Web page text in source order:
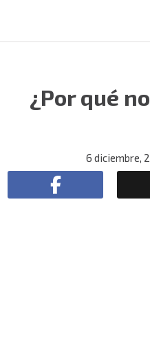
¿Por qué
6 diciembre,